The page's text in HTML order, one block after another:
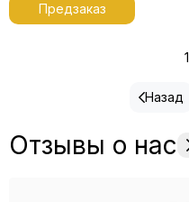
Предзаказ
Назад
1
Отзывы о нас